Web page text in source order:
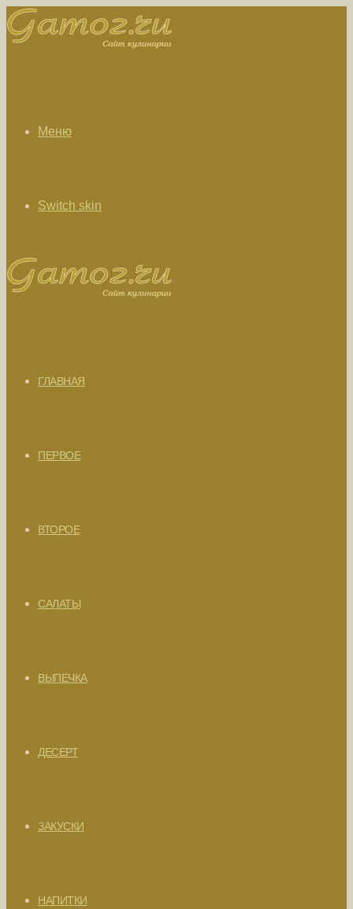
Меню
Switch skin
ГЛАВНАЯ
ПЕРВОЕ
ВТОРОЕ
САЛАТЫ
ВЫПЕЧКА
ДЕСЕРТ
ЗАКУСКИ
НАПИТКИ